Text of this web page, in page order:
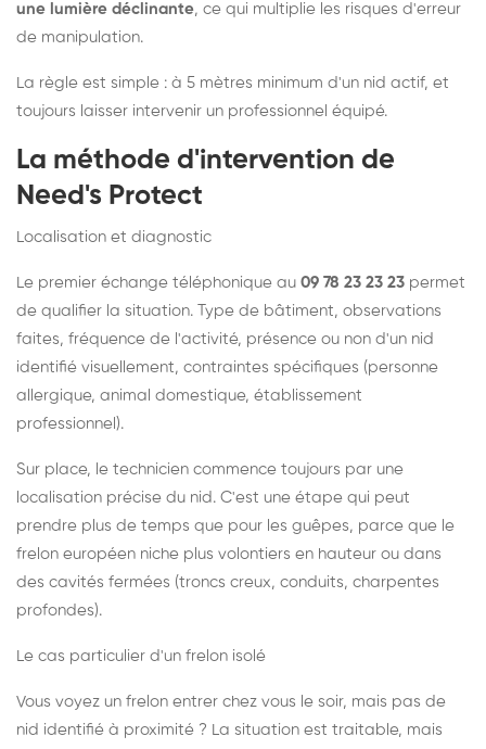
une lumière déclinante, ce qui multiplie les risques d'erreur
de manipulation.
La règle est simple : à 5 mètres minimum d'un nid actif, et
toujours laisser intervenir un professionnel équipé.
La méthode d'intervention de
Need's Protect
Localisation et diagnostic
Le premier échange téléphonique au 09 78 23 23 23 permet
de qualifier la situation. Type de bâtiment, observations
faites, fréquence de l'activité, présence ou non d'un nid
identifié visuellement, contraintes spécifiques (personne
allergique, animal domestique, établissement
professionnel).
Sur place, le technicien commence toujours par une
localisation précise du nid. C'est une étape qui peut
prendre plus de temps que pour les guêpes, parce que le
frelon européen niche plus volontiers en hauteur ou dans
des cavités fermées (troncs creux, conduits, charpentes
profondes).
Le cas particulier d'un frelon isolé
Vous voyez un frelon entrer chez vous le soir, mais pas de
nid identifié à proximité ? La situation est traitable, mais